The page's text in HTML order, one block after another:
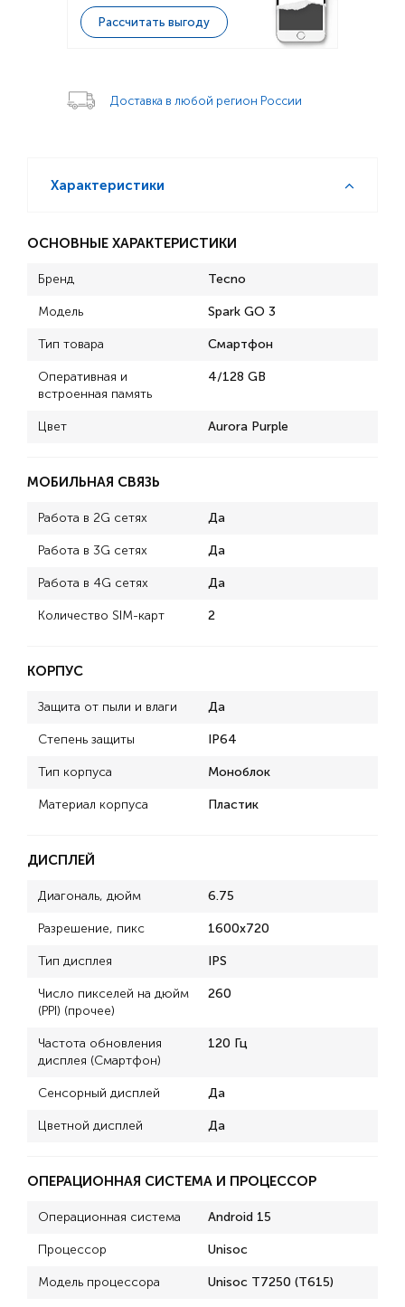
Рассчитать выгоду
Доставка в любой регион России
Характеристики
ОСНОВНЫЕ ХАРАКТЕРИСТИКИ
Бренд Tecno
Модель Spark GO 3
Тип товара Смартфон
Оперативная и
встроенная память
4/128 GB
Цвет Aurora Purple
МОБИЛЬНАЯ СВЯЗЬ
Работа в 2G сетях Да
Работа в 3G сетях Да
Работа в 4G сетях Да
Количество SIM-карт 2
КОРПУС
Защита от пыли и влаги Да
Степень защиты IP64
Тип корпуса Моноблок
Материал корпуса Пластик
ДИСПЛЕЙ
Диагональ, дюйм 6.75
Разрешение, пикс 1600x720
Тип дисплея IPS
Число пикселей на дюйм
(PPI) (прочее)
260
Частота обновления
дисплея (Смартфон)
120 Гц
Сенсорный дисплей Да
Цветной дисплей Да
ОПЕРАЦИОННАЯ СИСТЕМА И ПРОЦЕССОР
Операционная система Android 15
Процессор Unisoc
Модель процессора Unisoc T7250 (T615)